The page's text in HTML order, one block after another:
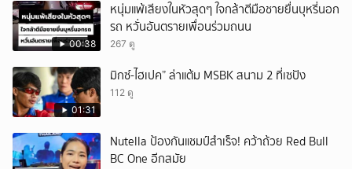
00:38
หนุ่มแพ้เสียงในหัวสุดๆ ใจกล้าตีมือชายยื่นบุหรี่นอก
รถ หวั่นอันตรายเพื่อนร่วมถนน
267 ดู
01:31
มิกซ์-ไฮเปค” ล่าแต้ม MSBK สนาม 2 ที่เซปัง
112 ดู
Nutella ป้องกันแชมป์สำเร็จ! คว้าถ้วย Red Bull
BC One อีกสมัย